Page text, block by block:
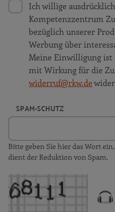
Ich willige
Kompetenzzentrum
bezüglich unserer
Werbung über
Meine Einwilligung
mit Wirkung für die
widerruf@rkw.de
SPAM-SCHUTZ
Bitte geben Sie hier das Wort
dient der Reduktion von Spam.